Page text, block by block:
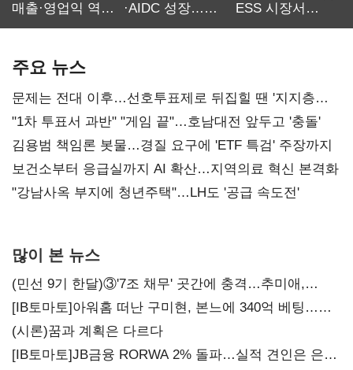
매출·영업익 역대
·AIDC 성장…
ESS 시장서
주요 뉴스
문제는 전대 이후…선호투표제로 뒤집힐 땐 '지지층
불복'
"1차 투표서 과반" "게임 끝"…호남대전 앞두고 '충돌'
김용범 책임론 봇물…경질 요구에 'ETF 특검' 주장까지
보건소부터 응급실까지 AI 확산…지역의료 혁신 본격화
"강남사옥 부지에 청년주택"…LH도 '공급 속도전'
많이 본 뉴스
(민선 9기 한달)③'7조 채무' 곳간에 충격…추미애,
20년만에 '비상재정' 선언 승부수
[IB토마토]아워홈 떠난 구미현, 본느에 340억 베팅…
가족 지배체제 구축
(시론)꿈과 계획은 다르다
[IB토마토]JB금융 RORWA 2% 돌파…실적 견인은 은행